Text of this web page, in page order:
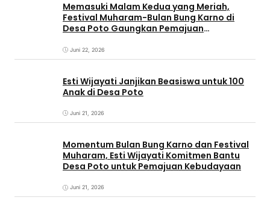
Memasuki Malam Kedua yang Meriah,
Festival Muharam-Bulan Bung Karno di
Desa Poto Gaungkan Pemajuan
Juni 22, 2026
Esti Wijayati Janjikan Beasiswa untuk 100
Anak di Desa Poto
Juni 21, 2026
Momentum Bulan Bung Karno dan Festival
Muharam, Esti Wijayati Komitmen Bantu
Desa Poto untuk Pemajuan Kebudayaan
Juni 21, 2026